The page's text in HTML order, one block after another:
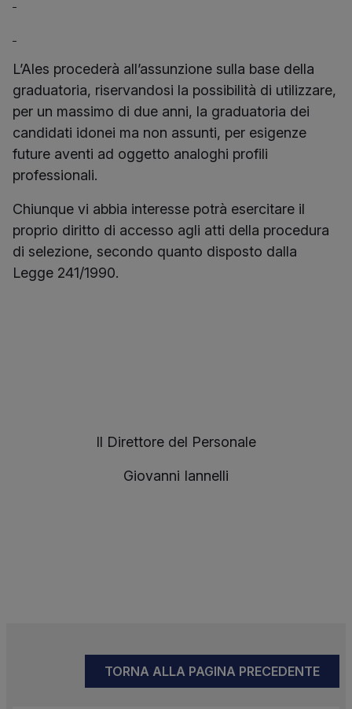
L’Ales procederà all’assunzione sulla base della
graduatoria, riservandosi la possibilità di utilizzare,
per un massimo di due anni, la graduatoria dei
candidati idonei ma non assunti, per esigenze
future aventi ad oggetto analoghi profili
professionali.
Chiunque vi abbia interesse potrà esercitare il
proprio diritto di accesso agli atti della procedura
di selezione, secondo quanto disposto dalla
Legge 241/1990.
Il Direttore del Personale
Giovanni Iannelli
TORNA ALLA PAGINA PRECEDENTE